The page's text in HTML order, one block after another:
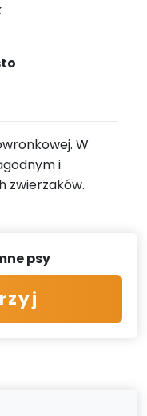
W
i
zwierzaków.
psy